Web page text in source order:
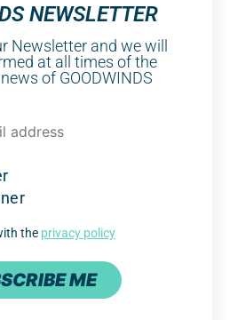
NEWSLETTER
Newsletter and we will
at all times of the
of GOODWINDS
the privacy policy
ME